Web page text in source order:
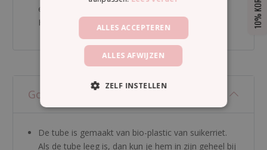
een mousse en soms juist wat meer vloeibaar.
Helemaal normaal dus.
Good To Know
De tube is gemaakt van bio-plastic van suikerriet.
Als de tube leeg is, dan kun je hem in zijn geheel bij
ALLES ACCEPTEREN
ALLES AFWIJZEN
ZELF INSTELLEN